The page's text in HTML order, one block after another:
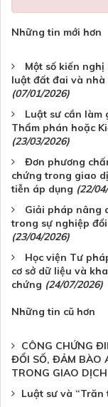
Những tin mới hơn
Một số kiến
luật đất đai và
(07/01/2026)
Luật sư cần
Thẩm phán hoặc
(23/03/2026)
Đơn phương
chứng trong giao
tiễn áp dụng (22/
Giải pháp nâng
trong sự nghiệp
(23/04/2026)
Học viện Tư
cơ sở dữ liệu và
chứng (24/07/2026)
Những tin cũ hơn
CÔNG CHỨNG
ĐỔI SỐ, ĐẢM BÀO
TRONG GIAO DỊCH
Luật sư và “Trăn